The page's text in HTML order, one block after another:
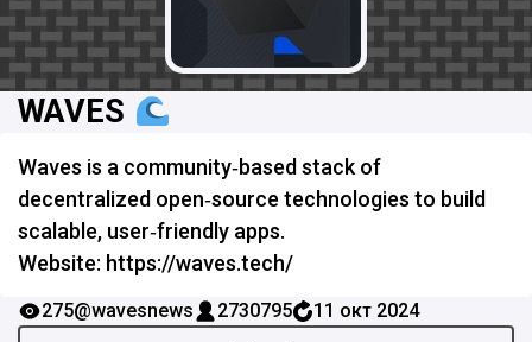
WAVES
Waves is a community‑based stack of
decentralized open‑source technologies to build
scalable, user‑friendly apps.
Website: https://waves.tech/
275@wavesnews 2730795 11 окт 2024